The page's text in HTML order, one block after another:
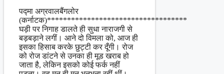
पद्मा अग्रवालबैंगलोर
(कर्नाटक)***********************************
घड़ी पर निगाह डालते ही सुधा नाराजगी से
बड़बड़ाने लगीं। आने दो विमला को, आज ही
इसका हिसाब करके छुट्टी कर दूँगी। रोज
को रोज डांटने से उनका ही मूड खराब हो
जाता है, लेकिन इसको कोई फर्क नहीं